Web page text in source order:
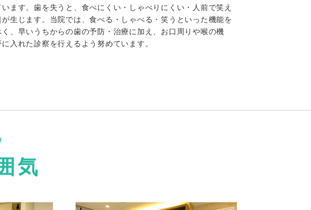
ます。歯を失うと、食べにくい・しゃべりにくい・人前で笑え
生じます。当院では、食べる・しゃべる・笑うといった機能を
、早いうちからの歯の予防・治療に加え、お口周りや喉の機
入れた診察を行えるよう努めています。
気